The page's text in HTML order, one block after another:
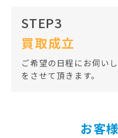
STEP3
買取成立
ご希望の日程にお伺い
をさせて頂きます。
お客